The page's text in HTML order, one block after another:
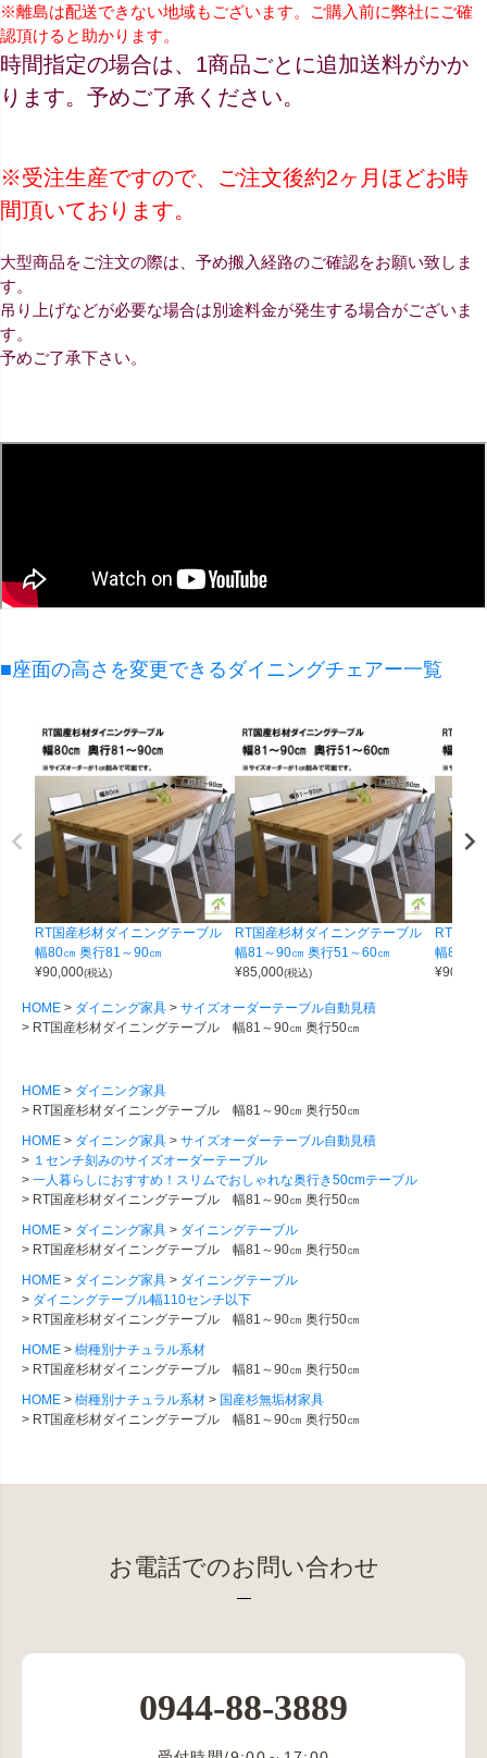
※離島は配送できない地域もございます。ご購入前に弊社にご確
認頂けると助かります。
時間指定の場合は、1商品ごとに追加送料がかか
ります。予めご了承ください。
※受注生産ですので、ご注文後約2ヶ月ほどお時
間頂いております。
大型商品をご注文の際は、予め搬入経路のご確認をお願い致しま
す。
吊り上げなどが必要な場合は別途料金が発生する場合がございま
す。
予めご了承下さい。
■座面の高さを変更できるダイニングチェアー一覧
RT国産杉材ダイニングテーブル
幅80㎝ 奥行81～90㎝
¥90,000(税込)
RT国産杉材ダイニングテーブル
幅81～90㎝ 奥行51～60㎝
¥85,000(税込)
RT国産
幅81～
¥90,000
HOME ダイニング家具
サイズオーダーテーブル自動見積
RT国産杉材ダイニングテーブル 幅81～90㎝ 奥行50㎝
HOME
ダイニング家具
RT国産杉材ダイニングテーブル 幅81～90㎝ 奥行50㎝
HOME
ダイニング家具
サイズオーダーテーブル自動見積
１センチ刻みのサイズオーダーテーブル
一人暮らしにおすすめ！スリムでおしゃれな奥行き50cmテーブル
RT国産杉材ダイニングテーブル 幅81～90㎝ 奥行50㎝
HOME
ダイニング家具
ダイニングテーブル
RT国産杉材ダイニングテーブル 幅81～90㎝ 奥行50㎝
HOME
ダイニング家具
ダイニングテーブル
ダイニングテーブル幅110センチ以下
RT国産杉材ダイニングテーブル 幅81～90㎝ 奥行50㎝
HOME
樹種別ナチュラル系材
RT国産杉材ダイニングテーブル 幅81～90㎝ 奥行50㎝
HOME
樹種別ナチュラル系材
国産杉無垢材家具
RT国産杉材ダイニングテーブル 幅81～90㎝ 奥行50㎝
お電話でのお問い合わせ
0944-88-3889